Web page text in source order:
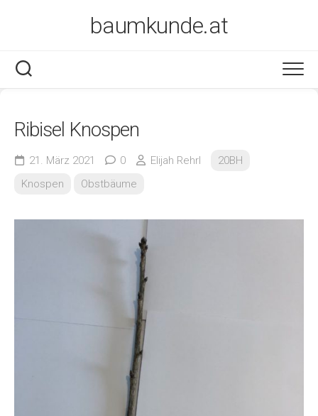
baumkunde.at
Ribisel Knospen
21. März 2021 0 Elijah Rehrl
20BH
Knospen
Obstbäume